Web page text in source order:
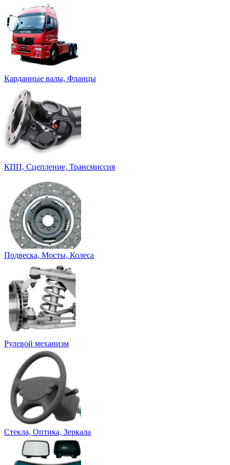
Карданные валы, Фланцы
КПП, Сцепление, Трансмиссия
Подвеска, Мосты, Колеса
Рулевой механизм
Стекла, Оптика, Зеркала